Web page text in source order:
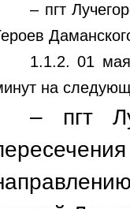
– пгт
1.1.2. 01
на
– пгт